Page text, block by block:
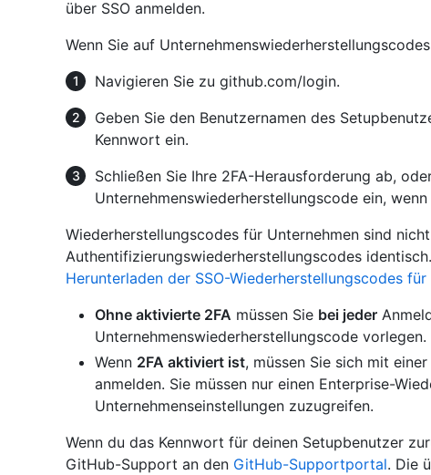
über SSO anmelden.
Wenn Sie auf
Navigieren Sie zu github.com/login.
Geben Sie den Benutzernamen des
Kennwort ein.
Schließen Sie Ihre 2FA-Herausforderung ab,
Unternehmenswiederherstellungscode ein,
Wiederherstellungscodes für Unternehmen sind
Authentifizierungswiederherstellungscodes
Herunterladen der SSO-Wiederherstellungscodes
Ohne aktivierte 2FA müssen Sie bei jeder
Unternehmenswiederherstellungscode vorlegen.
Wenn 2FA aktiviert ist, müssen Sie sich mit
anmelden. Sie müssen nur einen Enterprise-
Unternehmenseinstellungen zuzugreifen.
Wenn du das Kennwort für deinen Setupbenutzer
GitHub-Support an den GitHub-Supportportal. Die